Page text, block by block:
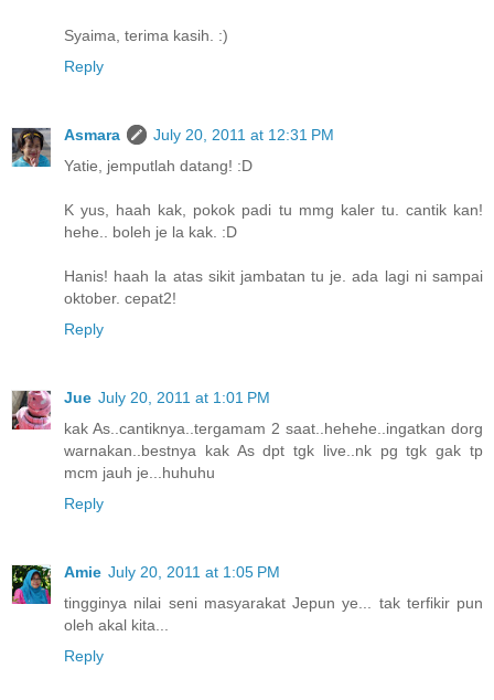
Syaima, terima kasih. :)
Reply
Asmara
July 20, 2011 at 12:31 PM
Yatie, jemputlah datang! :D
K yus, haah kak, pokok padi tu mmg kaler tu. cantik kan!
hehe.. boleh je la kak. :D
Hanis! haah la atas sikit jambatan tu je. ada lagi ni sampai
oktober. cepat2!
Reply
Jue July 20, 2011 at 1:01 PM
kak As..cantiknya..tergamam 2 saat..hehehe..ingatkan dorg
warnakan..bestnya kak As dpt tgk live..nk pg tgk gak tp
mcm jauh je...huhuhu
Reply
Amie July 20, 2011 at 1:05 PM
tingginya nilai seni masyarakat Jepun ye... tak terfikir pun
oleh akal kita...
Reply